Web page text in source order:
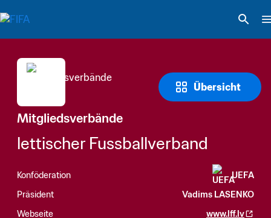
Übersicht
Mitgliedsverbände
lettischer Fussballverband
Konföderation
UEFA
Präsident
Vadims LASENKO
Webseite
www.lff.lv